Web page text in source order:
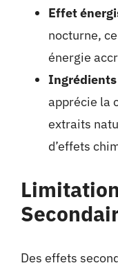
Effet
nocturne,
énergie
apprécie la
extraits
d’effets
Des effets